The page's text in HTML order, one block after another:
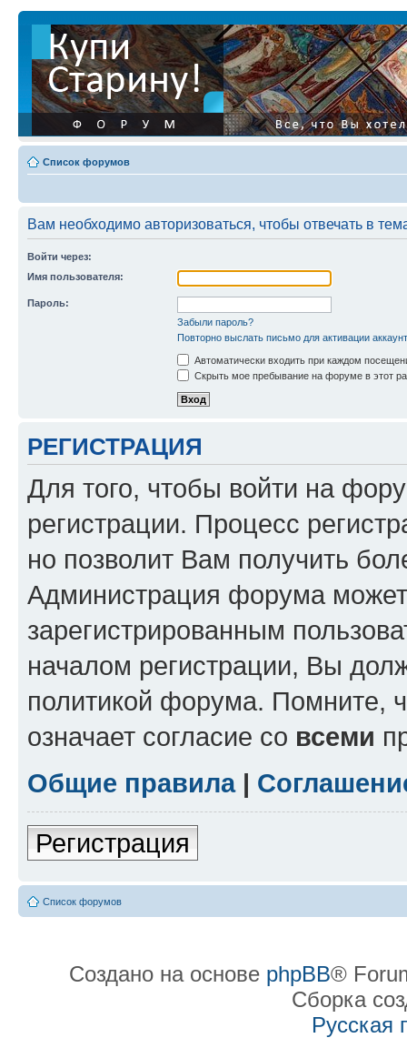
Список форумов
Вам необходимо авторизоваться, чтобы отвечать в
Войти через:
Имя пользователя:
Пароль:
Забыли пароль?
Повторно выслать письмо для активации
Автоматически входить при каждом
Скрыть мое пребывание на форуме в этот
РЕГИСТРАЦИЯ
Для того, чтобы войти на
регистрации. Процесс
но позволит Вам получить
Администрация форума может
зарегистрированным
началом регистрации, Вы
политикой форума. Помните,
означает согласие со всеми
Общие правила|
Регистрация
Список форумов
Создано на основе phpBB®
Сборка
Русская